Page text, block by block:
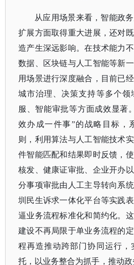
从应用场景来看，智能政
扩展方面取得重大进展，还对
造产生深远影响。在技术能力
数据、区块链与人工智能等新
用场景进行深度融合，目前已
城市治理、决策支持等多个领
服、智能审批等方面成效显著
效办成一件事”的战略目标，
则，利用算法与人工智能技术
件智能匹配和结果即时反馈，
核发、健康证审批、企业开办
分事项审批由人工主导转向系
圳民生诉求一体化平台等实践
逼业务流程标准化和简约化。
建设不再局限于单业务流程的
程再造推动跨部门协同运行，
托，以业务整合为抓手，推动政